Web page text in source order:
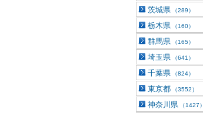
茨城県 （289）
栃木県 （160）
群馬県 （165）
埼玉県 （641）
千葉県 （824）
東京都 （3552）
神奈川県 （1427）